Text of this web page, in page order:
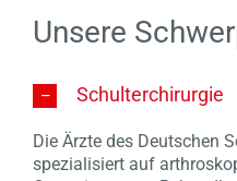
Unsere
Schulterchirurgie
Die Ärzte des Deutschen
spezialisiert auf